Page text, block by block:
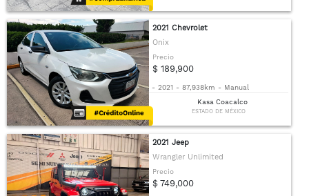
2021 Chevrolet
Onix
Precio
$ 189,900
- 2021 - 87,938km - Manual
Kasa Coacalco
ESTADO DE MÉXICO
2021 Jeep
Wrangler Unlimited
Precio
$ 749,000